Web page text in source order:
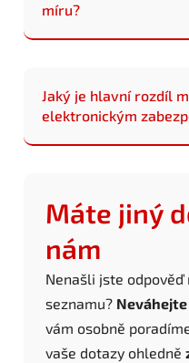
míru?
Jaký je hlavní rozdíl
elektronickým
Máte jiný
nám
Nenašli jste odpověď
seznamu?
vám osobně
vaše dotazy ohledně